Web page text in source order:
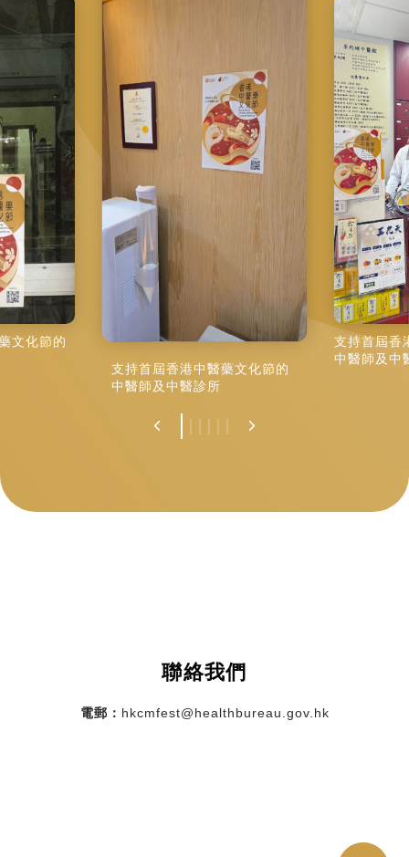
文化節的
支持首屆香港中醫藥文化節的
中醫師及中醫診所
支持首屆香
中醫師及中
聯絡我們
電郵： hkcmfest@healthbureau.gov.hk